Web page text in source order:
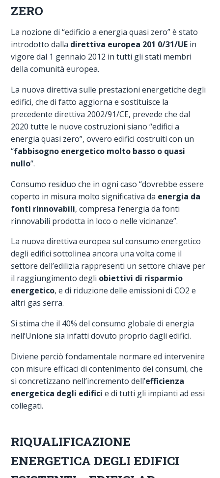
ZERO
La nozione di “edificio a energia quasi zero” è stato
introdotto dalla direttiva europea 201 0/31/UE in
vigore dal 1 gennaio 2012 in tutti gli stati membri
della comunità europea.
La nuova direttiva sulle prestazioni energetiche degli
edifici, che di fatto aggiorna e sostituisce la
precedente direttiva 2002/91/CE, prevede che dal
2020 tutte le nuove costruzioni siano “edifici a
energia quasi zero”, ovvero edifici costruiti con un
“fabbisogno energetico molto basso o quasi
nullo“.
Consumo residuo che in ogni caso “dovrebbe essere
coperto in misura molto significativa da energia da
fonti rinnovabili, compresa l’energia da fonti
rinnovabili prodotta in loco o nelle vicinanze”.
La nuova direttiva europea sul consumo energetico
degli edifici sottolinea ancora una volta come il
settore dell’edilizia rappresenti un settore chiave per
il raggiungimento degli obiettivi di risparmio
energetico, e di riduzione delle emissioni di CO2 e
altri gas serra.
Si stima che il 40% del consumo globale di energia
nell’Unione sia infatti dovuto proprio dagli edifici.
Diviene perciò fondamentale normare ed intervenire
con misure efficaci di contenimento dei consumi, che
si concretizzano nell’incremento dell’efficienza
energetica degli edifici e di tutti gli impianti ad essi
collegati.
RIQUALIFICAZIONE
ENERGETICA DEGLI EDIFICI